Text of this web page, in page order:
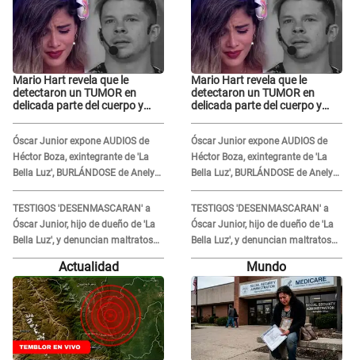
Mario Hart revela que le
detectaron un TUMOR en
delicada parte del cuerpo y
muy fuertes..."
Óscar Junior expone AUDIOS de
Héctor Boza, exintegrante de 'La
Bella Luz', BURLÁNDOSE de Anely
Dávila tras acusarlo de maltrato:
"Grábame..."
TESTIGOS 'DESENMASCARAN' a
Óscar Junior, hijo de dueño de 'La
Bella Luz', y denuncian maltratos
en la orquesta: "Los humilla..."
Mario Hart revela que le
detectaron un TUMOR en
delicada parte del cuerpo y
muy fuertes..."
Óscar Junior expone AUDIOS de
Héctor Boza, exintegrante de 'La
Bella Luz', BURLÁNDOSE de Anely
Dávila tras acusarlo de maltrato:
"Grábame..."
TESTIGOS 'DESENMASCARAN' a
Óscar Junior, hijo de dueño de 'La
Bella Luz', y denuncian maltratos
en la orquesta: "Los humilla..."
Actualidad Mundo